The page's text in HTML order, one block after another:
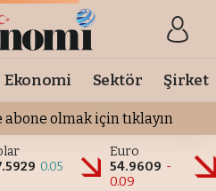
Ekonomi Sektör Şirket
olmak için tıklayın
0.05
Euro
54.9609 -
0.09